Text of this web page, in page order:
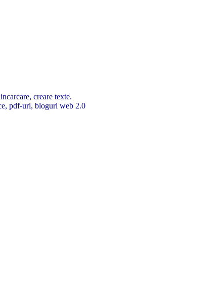
creare texte.
pdf-uri, bloguri web 2.0